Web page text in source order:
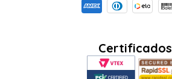
Certificados